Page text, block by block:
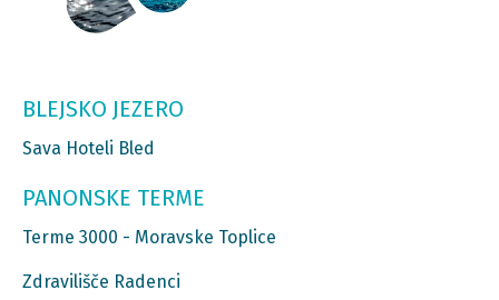
BLEJSKO JEZERO
Sava Hoteli Bled
PANONSKE TERME
Terme 3000 - Moravske Toplice
Zdravilišče Radenci